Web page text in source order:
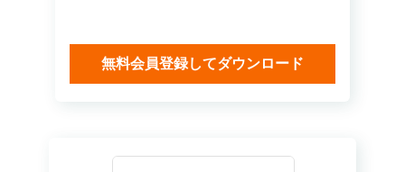
無料会員登録してダウンロード